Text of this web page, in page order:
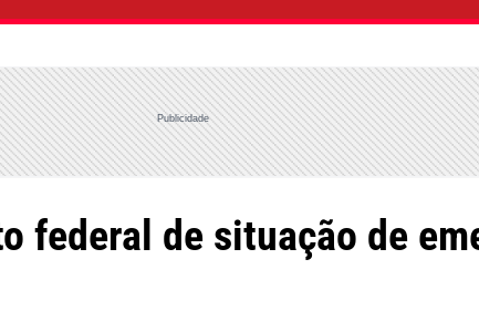
Publicidade
federal de situação de